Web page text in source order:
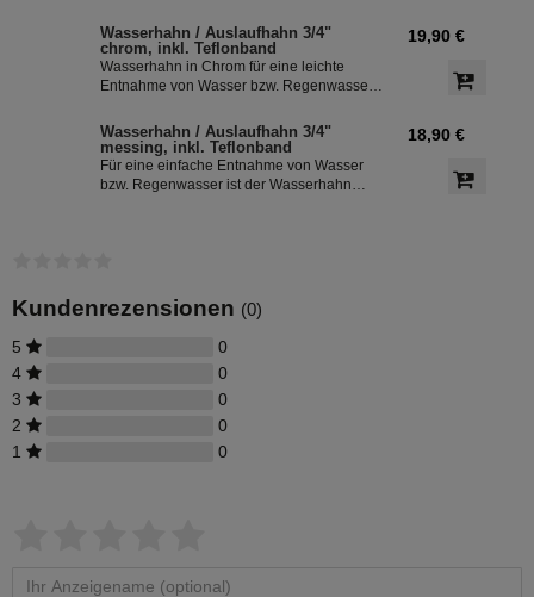
Regenwassertank mit einem
Schlauchdurchmesser von 25 mm
Wasserhahn / Auslaufhahn 3/4"
chrom, inkl. Teflonband
Wasserhahn in Chrom für eine leichte
Entnahme von Wasser bzw. Regenwasser
ein 3/4 Zoll Außengewinde für eine
einfache Montage an der
Regenwassertonne. Das Teflonband
dichtete das Gewinde des Auslaufhahn ab.
19,90 €
Wasserhahn / Auslaufhahn 3/4"
messing, inkl. Teflonband
Für eine einfache Entnahme von Wasser
bzw. Regenwasser ist der Wasserhahn
18,90 €
Kundenrezensionen (0)
5
0
4
0
3
0
2
0
1
0